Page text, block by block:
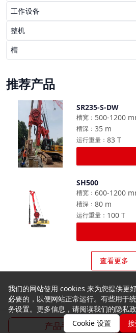
工作设备
整机
槽
推荐产品
对比
SR235-S-DW
500-1200
槽宽 ：
35 m
槽深 ：
83 T
运行重量 ：
SH500
600-1200
槽宽 ：
80 m
槽深 ：
100 T
运行重量 ：
查看更多
产品手册
我们的网站使用 cookies 来为您提供更
必要的，以便网站正常运行。有些用于
务设置。更多信息，请阅读我们的隐私政
Cookie 设置